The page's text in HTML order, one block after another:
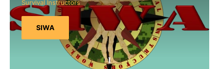
Survival Instructors
SIWA